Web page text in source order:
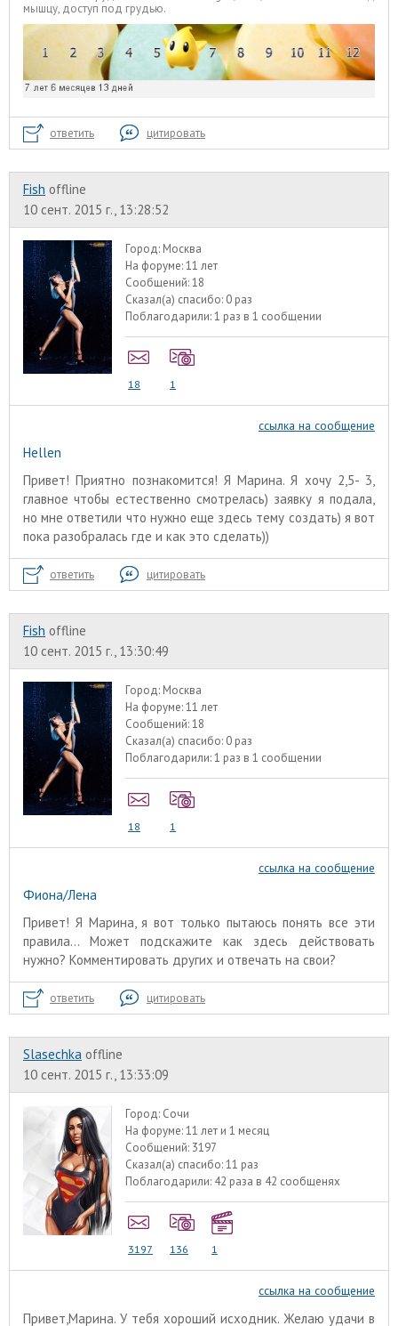
мышцу, доступ под грудью.
ответить цитировать
Fish offline
10 сент. 2015 г., 13:28:52
Город: Москва
На форуме:11 лет
Сообщений:18
Сказал(а) спасибо: 0 раз
Поблагодарили:1 раз в 1 сообщении
18 1
ссылка на сообщение
Hellen
Привет! Приятно познакомится! Я Марина. Я хочу 2,5- 3,
главное чтобы естественно смотрелась) заявку я подала,
но мне ответили что нужно еще здесь тему создать) я вот
пока разобралась где и как это сделать))
ответить цитировать
Fish offline
10 сент. 2015 г., 13:30:49
Город: Москва
На форуме:11 лет
Сообщений:18
Сказал(а) спасибо: 0 раз
Поблагодарили:1 раз в 1 сообщении
18 1
ссылка на сообщение
Фиона/Лена
Привет! Я Марина, я вот только пытаюсь понять все эти
правила... Может подскажите как здесь действовать
нужно? Комментировать других и отвечать на свои?
ответить цитировать
Slasechka offline
10 сент. 2015 г., 13:33:09
Город: Сочи
На форуме:11 лет и 1 месяц
Сообщений: 3197
Сказал(а) спасибо:11 раз
Поблагодарили: 42 раза в 42 сообщенях
3197 136 1
ссылка на сообщение
Привет,Марина. У тебя хороший исходник. Желаю удачи в